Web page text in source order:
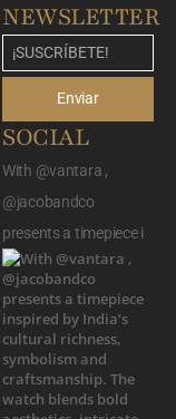
NEWSLETTER
Enviar
SOCIAL
With @vantara ,
@jacobandco
presents a timepiece i